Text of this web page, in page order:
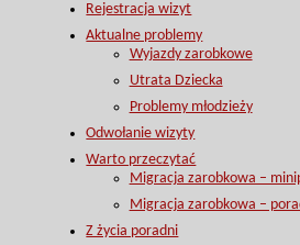
Rejestracja wizyt
Aktualne problemy
Wyjazdy zarobkowe
Utrata Dziecka
Problemy młodzieży
Odwołanie wizyty
Warto przeczytać
Migracja zarobkowa –
Migracja zarobkowa –
Z życia poradni